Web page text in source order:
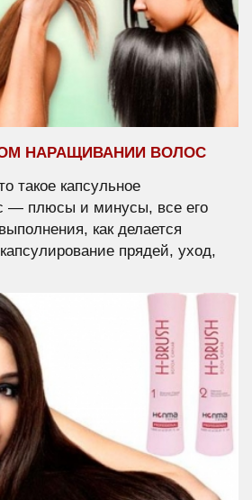
НАРАЩИВАНИИ ВОЛОС
такое капсульное
— плюсы и минусы, все его
как делается
прядей, уход,